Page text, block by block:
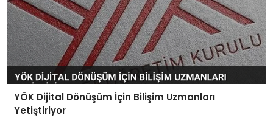
YÖK Dijital Dönüşüm İçin Bilişim Uzmanları
Yetiştiriyor